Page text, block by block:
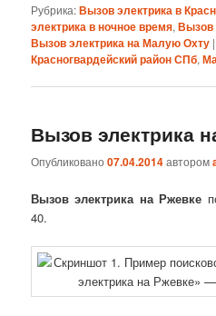
Рубрика:Вызов электрика в
электрика в ночное время,Вызов
Вызов электрика на Малую Охту |
Красногвардейский район СПб,
Вызов электрика
Опубликовано07.04.2014автором
Вызов электрика на Ржевке
40.